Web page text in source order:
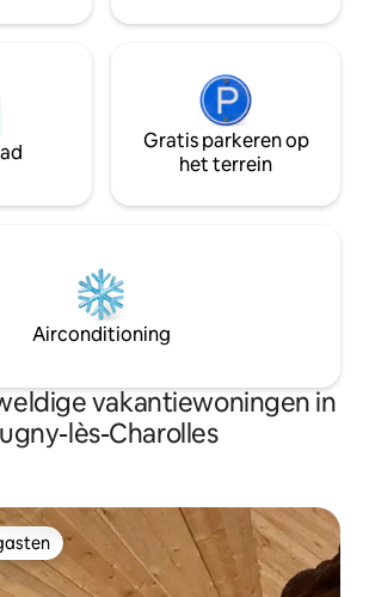
Gratis parkeren op
het terrein
Airconditioning
vakantiewoningen in
lès-Charolles
gasten